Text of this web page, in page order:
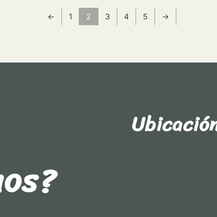
← 1 2 3 4 5 →